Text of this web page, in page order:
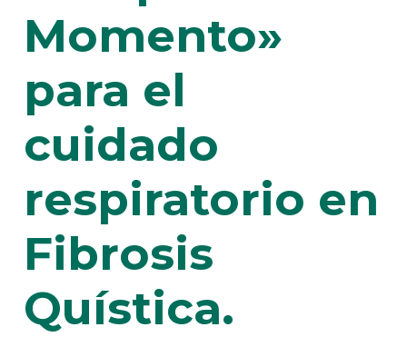
Momento»
para el
cuidado
respiratorio en
Fibrosis
Quística.